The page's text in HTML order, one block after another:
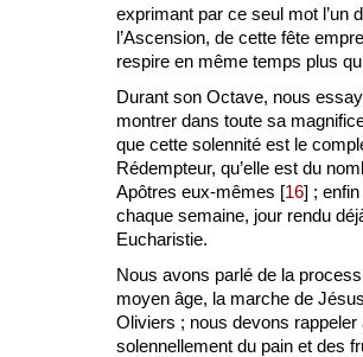
exprimant par ce seul mot l’un
l’Ascension, de cette fête
respire en même temps plus
Durant son Octave, nous
montrer dans toute sa
que cette solennité est le
Rédempteur, qu’elle est du
Apôtres eux-mêmes [16] ;
chaque semaine, jour rendu
Eucharistie.
Nous avons parlé de la
moyen âge, la marche de
Oliviers ; nous devons rappeler
solennellement du pain et des